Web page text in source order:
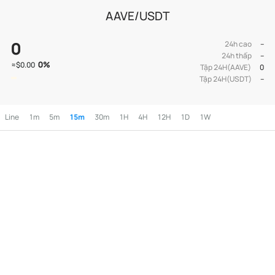
AAVE/USDT
0
≈$0.00 0%
24h cao
--
24h thấp
--
Tập 24H(AAVE)
0
Tập 24H(USDT)
--
Line 1m 5m 15m 30m 1H 4H 12H 1D 1W